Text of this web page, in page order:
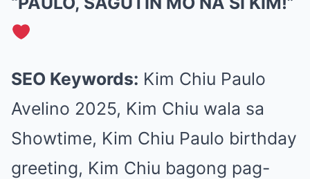
SEO Keywords: Kim Chiu Paulo
Avelino 2025, Kim Chiu wala sa
Showtime, Kim Chiu Paulo birthday
greeting, Kim Chiu bagong pag-